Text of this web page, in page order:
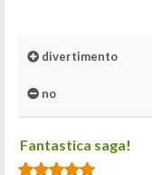
divertimento
no
Fantastica saga!